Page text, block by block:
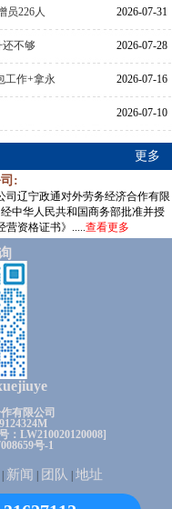
员226人 2026-07-31
还不够 2026-07-28
工作+拿永 2026-07-16
2026-07-10
更多
:
司辽宁政通对外劳务经济合作有限
中华人民共和国商务部批准并授
营资格证书》.....查看更多
有限公司
LW210020120008]
号-1
新闻 团队 地址